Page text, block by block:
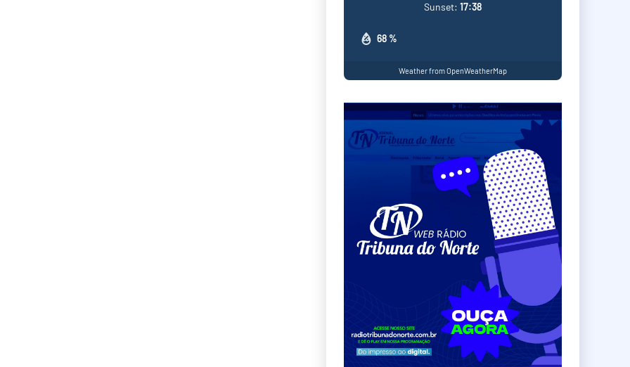
68 %
Sunset: 17:38
Weather from OpenWeatherMap